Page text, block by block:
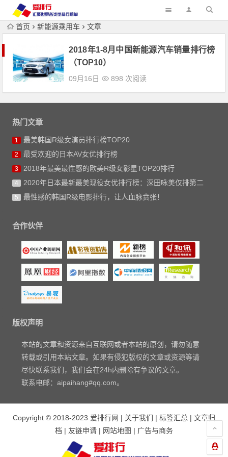
首页 新能源乘用车 文章
2018年1-8月中国新能源汽车销量排行榜
（TOP10）
09月16日 898 次阅读
热门文章
1 最美韩国R级女演员排行榜TOP20
2 最受欢迎的日本AV女优排行榜
3 2018年最美最性感的欧美R级女影星TOP20排行
4 2020年日本最新最美现役女优排行榜：深田咏美仅排第二
5 最性感的韩国R级电影排行，让人血脉贲张！
合作伙伴
版权声明
本站的文章和资源来自互联网或者本站的原创，请勿随意
转载或引用本站文章。如果有侵犯版权的文章或资源等请
尽快联系我们，我们会在24h内删除有争议的文章。
联系电邮：aipaihang#qq.com。
Copyright © 2018-2023 爱排行网 | 关于我们 | 标签汇总 | 文章归
档 | 友链申请 | 网站地图 | 广告与商务